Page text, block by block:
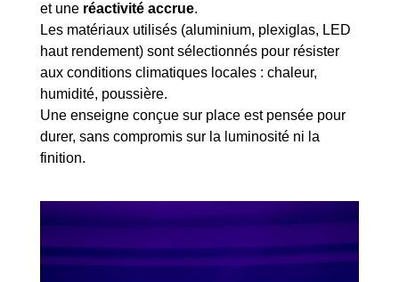
et une réactivité accrue.
Les matériaux utilisés (aluminium, plexiglas, LED
haut rendement) sont sélectionnés pour résister
aux conditions climatiques locales : chaleur,
humidité, poussière.
Une enseigne conçue sur place est pensée pour
durer, sans compromis sur la luminosité ni la
finition.